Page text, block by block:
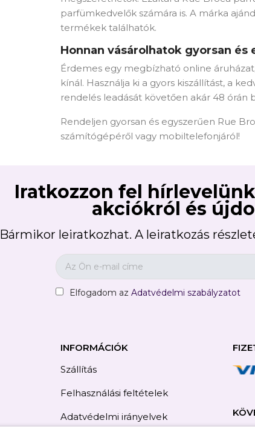
parfümkedvelők számára is. A márka
termékek találhatók.
Honnan vásárolhatok gyorsan
Érdemes egy megbízható online
kínál. Használja ki a gyors kiszállítást, a
rendelés leadását követően akár 48 órán
Rendeljen gyorsan és egyszerűen Rue
számítógépéről vagy mobiltelefonjáról!
Iratkozzon fel
akciókról és
Bármikor leiratkozhat. A leiratkozás
Elfogadom az Adatvédelmi szabályzatot
INFORMÁCIÓK
Szállítás
Felhasználási feltételek
Adatvédelmi irányelvek